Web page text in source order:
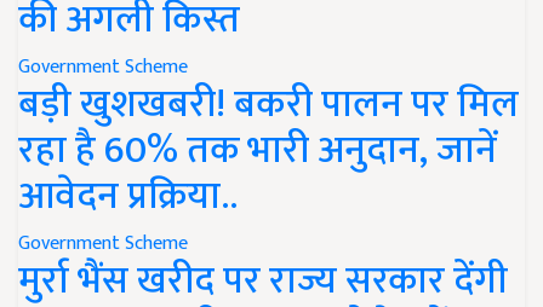
की अगली किस्त
Government Scheme
बड़ी खुशखबरी! बकरी पालन पर मिल
रहा है 60% तक भारी अनुदान, जानें
आवेदन प्रक्रिया..
Government Scheme
मुर्रा भैंस खरीद पर राज्य सरकार देंगी